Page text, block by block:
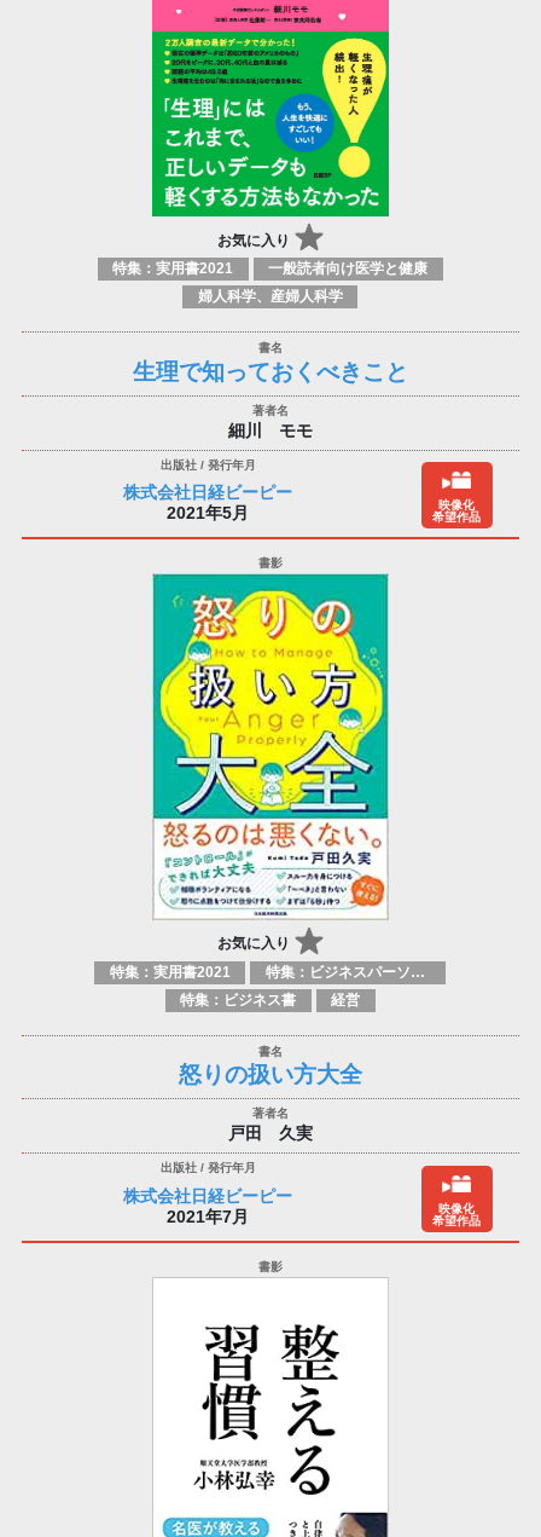
お気に入り
特集：実用書2021
一般読者向け医学と健康
婦人科学、産婦人科学
生理で知っておくべきこと
細川 モモ
株式会社日経ビーピー
2021年5月
映像化
希望作品
お気に入り
特集：実用書2021
特集：ビジネスパーソン必携の一冊
特集：ビジネス書
経営
怒りの扱い方大全
戸田 久実
株式会社日経ビーピー
2021年7月
映像化
希望作品